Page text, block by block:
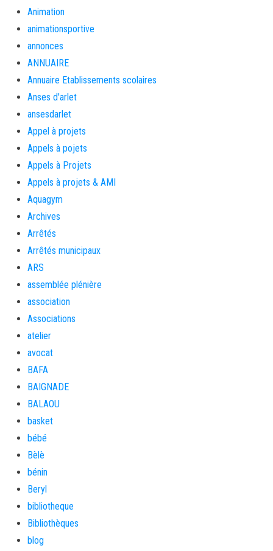
Animation
animationsportive
annonces
ANNUAIRE
Annuaire Etablissements scolaires
Anses d'arlet
ansesdarlet
Appel à projets
Appels à pojets
Appels à Projets
Appels à projets & AMI
Aquagym
Archives
Arrêtés
Arrêtés municipaux
ARS
assemblée plénière
association
Associations
atelier
avocat
BAFA
BAIGNADE
BALAOU
basket
bébé
Bèlè
bénin
Beryl
bibliotheque
Bibliothèques
blog